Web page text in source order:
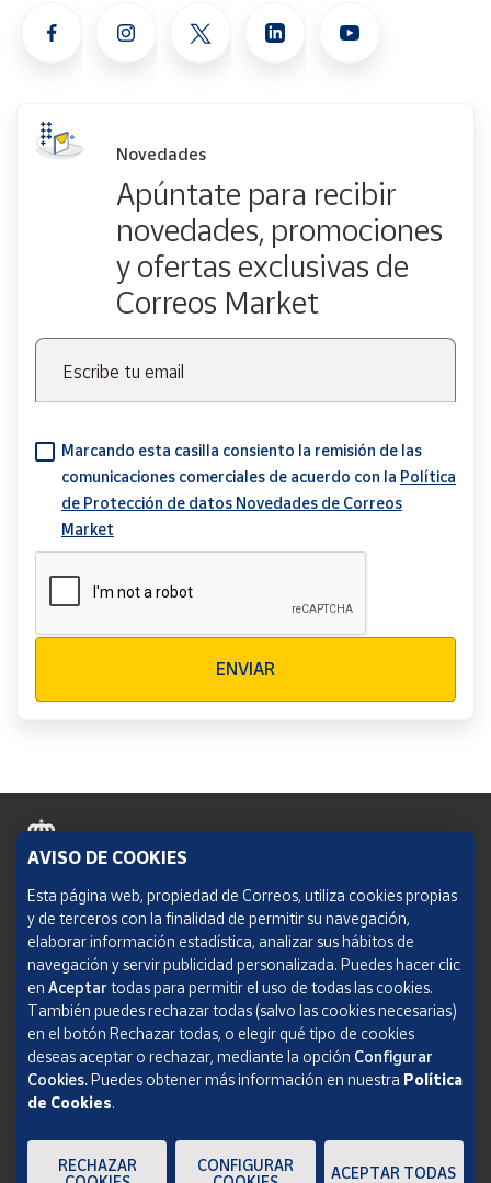
Novedades
Apúntate para recibir
novedades, promociones
y ofertas exclusivas de
Correos Market
Escribe tu email
Marcando esta casilla consiento la remisión de las
comunicaciones comerciales de acuerdo con la Política
de Protección de datos Novedades de Correos
Market
ENVIAR
Política de cookies
Aviso legal
Condiciones del servicio
Política de Privacidad Web
Informe de transparencia
SOCIEDAD ESTATAL CORREOS Y TELÉGRAFOS, S.A., S.M.E. Todos los derechos
AVISO DE COOKIES
Esta página web, propiedad de Correos, utiliza cookies propias
y de terceros con la finalidad de permitir su navegación,
elaborar información estadística, analizar sus hábitos de
navegación y servir publicidad personalizada. Puedes hacer clic
en Aceptar todas para permitir el uso de todas las cookies.
También puedes rechazar todas (salvo las cookies necesarias)
en el botón Rechazar todas, o elegir qué tipo de cookies
deseas aceptar o rechazar, mediante la opción Configurar
Cookies.Puedes obtener más información en nuestra Política
de Cookies.
RECHAZAR
CONFIGURAR
ACEPTAR TODAS